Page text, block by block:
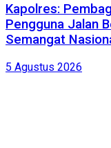
Kapolres:
Pengguna Jalan
Semangat
5 Agustus 2026